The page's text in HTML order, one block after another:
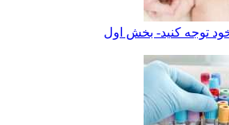
توجه کنید- بخش اول